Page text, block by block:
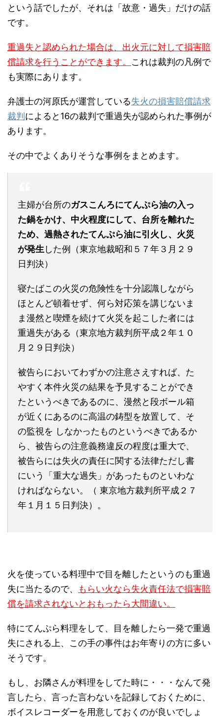
という話でしたが、それは「故意・過失」だけの話
です。
重過失と認められた場合は、出火元に対して損害賠
償請求を行うことができます。 これは裁判の凡例で
も実際にあります。
弁護士の河原氏が運営している失火の損害賠償請求
裁判 によると16の裁判で重過失が認められた事例が
あります。
その中でよくありそうな事例をまとめます。
主婦が台所のガスこんろにてんぷら油の入っ
た鍋をかけ、中火程度にして、台所を離れた
ため、過熱されたてんぷら油に引火し、火災
が発生 した例（東京地裁昭和５７年３月２９
日判決）
寝たばこの火災の危険性を十分認識しながら
ほとんど頓着せず、何ら対応策を講じないま
ま漫然と喫煙を続けて火災を起こした者には
重過失がある（東京地方裁判所平成２年１０
月２９日判決）
被告らにおいてわずかの注意さえすれば、た
やすく本件火災の結果を予見することができ
たというべきであるのに、漫然と段ボール箱
が近くにあるのに高温の鋳型を放置して、そ
の監視を しなかったものというべきであるか
ら、被告らの注意義務違反の程度は重大で、
被告らには失火の責任に関する法律ただし書
にいう「重大な過失」があったものといわな
ければならない。（ 東京地方裁判所平成２７
年１月１５日判決）。
火を使っている料理中で目を離したというのも重過
失に当たるので、
もらい火なら失火責任法で損害賠
償を請求されないとおもったら大間違い。
特にてんぷら料理をして、目を離したら一発で重過
失にされる上、この手の事件はお年寄りの方に多い
そうです。
もし、お隣さんが料理をしてた時に・・・なんて発
言したら、言った言わないを記録しておくために、
ボイスレコーダーを用意しておくのが良いでしょ